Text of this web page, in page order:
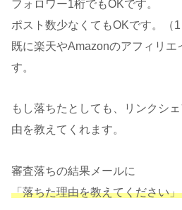
フォロワー1桁でもOKです。
ポスト数少なくてもOKです。（1
既に楽天やAmazonのアフィリ
す。
もし落ちたとしても、リンクシ
由を教えてくれます。
審査落ちの結果メールに
「落ちた理由を教えてください